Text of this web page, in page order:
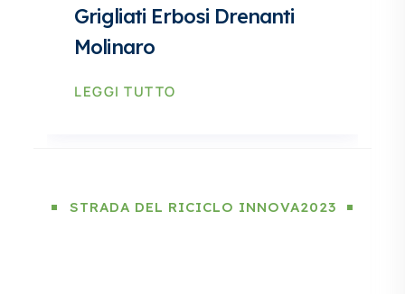
Grigliati Erbosi Drenanti
Molinaro
LEGGI TUTTO
STRADA DEL RICICLO INNOVA2023